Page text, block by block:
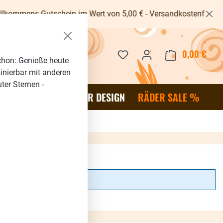
im Wert von 5,00 € - Versandkostenfrei ab 40€ -
Du hast 0 Produkte auf dem
0,00 €
RÄDER DESIGN RÄDER SALE %
Genieße heute
mit anderen
Sternen -